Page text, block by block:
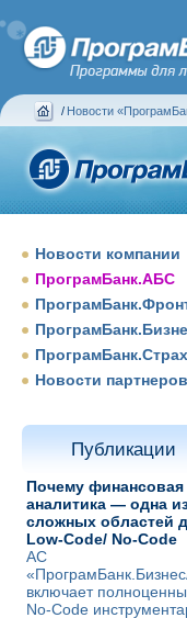
/ Новости
Новости компании
ПрограмБанк.АБС
Новости партнеров
Публикации
Почему финансовая
аналитика — одна
сложных областей
Low-Code/ No-Code
АС
включает
No-Code